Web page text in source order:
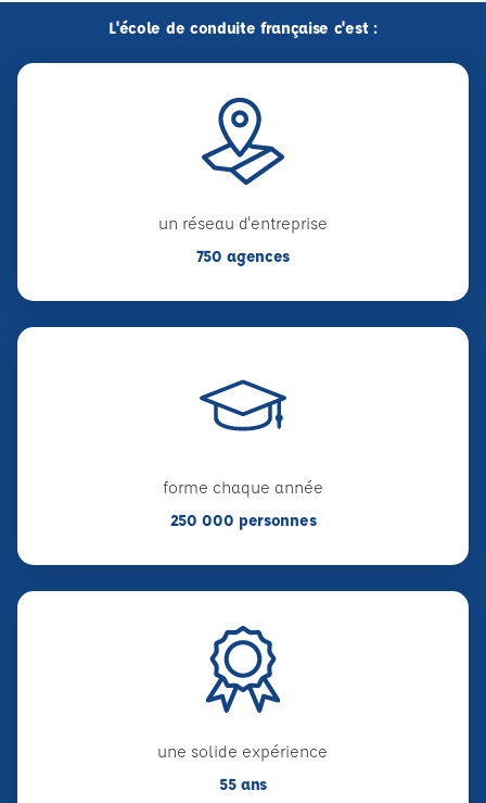
L'école de conduite française c'est :
un réseau d'entreprise
750 agences
forme chaque année
250 000 personnes
une solide expérience
55 ans